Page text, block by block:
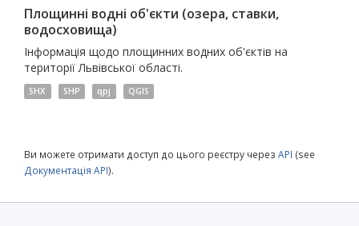
Площинні водні об'єкти (озера, ставки,
водосховища)
Інформація щодо площинних водних об'єктів на
території Львівської області.
SHX SHP qpj QGIS
Ви можете отримати доступ до цього реєстру через API (see
Документація API).